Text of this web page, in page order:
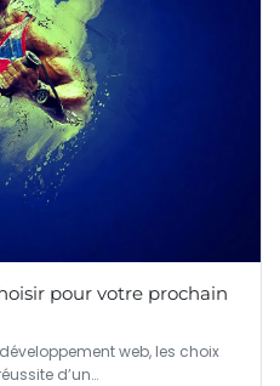
pour votre prochain
web, les choix
d’un…